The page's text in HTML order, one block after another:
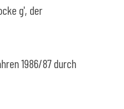
g', der
1986/87 durch